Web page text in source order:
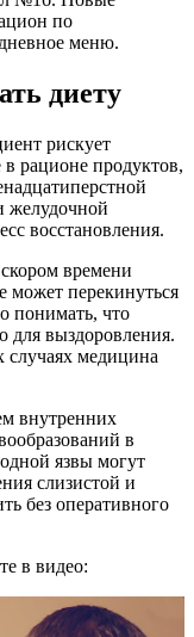
по
меню.
диету
рискует
рационе продуктов,
желудочной
восстановления.
времени
может перекинуться
понимать, что
для выздоровления.
медицина
внутренних
в
язвы могут
слизистой и
без оперативного
в видео: